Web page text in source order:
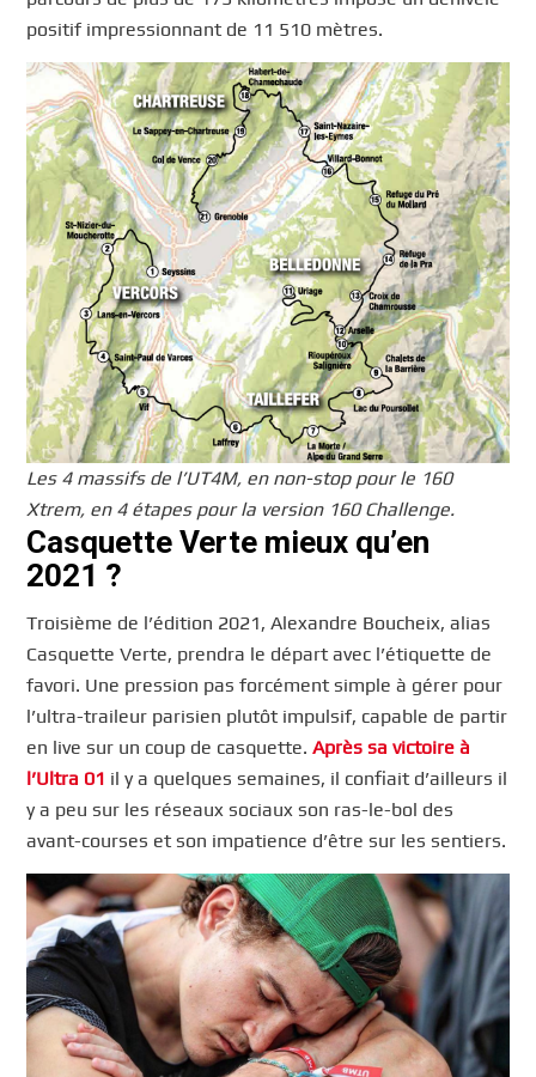
positif impressionnant de 11 510 mètres.
Les 4 massifs de l’UT4M, en non-stop pour le 160
Xtrem, en 4 étapes pour la version 160 Challenge.
Casquette Verte mieux qu’en
2021 ?
Troisième de l’édition 2021, Alexandre Boucheix, alias
Casquette Verte, prendra le départ avec l’étiquette de
favori. Une pression pas forcément simple à gérer pour
l’ultra-traileur parisien plutôt impulsif, capable de partir
en live sur un coup de casquette.Après sa victoire à
l’Ultra 01 il y a quelques semaines, il confiait d’ailleurs il
y a peu sur les réseaux sociaux son ras-le-bol des
avant-courses et son impatience d’être sur les sentiers.